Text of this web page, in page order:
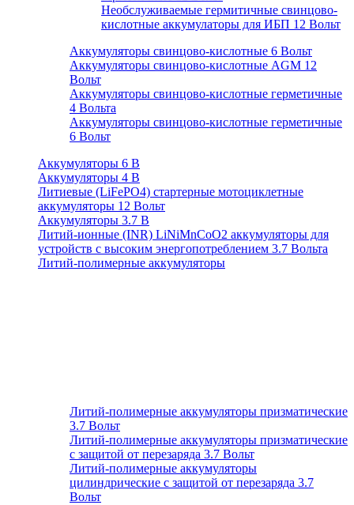
Необслуживаемые гермитичные свинцово-
кислотные аккумулаторы для ИБП 12 Вольт
Аккумуляторы свинцово-кислотные 6 Вольт
Аккумуляторы свинцово-кислотные AGM 12
Вольт
Аккумуляторы свинцово-кислотные герметичные
4 Вольта
Аккумуляторы свинцово-кислотные герметичные
6 Вольт
Аккумуляторы 6 В
Аккумуляторы 4 В
Литиевые (LiFePO4) стартерные мотоциклетные
аккумуляторы 12 Вольт
Аккумуляторы 3.7 В
Литий-ионные (INR) LiNiMnCoO2 аккумуляторы для
устройств с высоким энергопотреблением 3.7 Вольта
Литий-полимерные аккумуляторы
Литий-полимерные аккумуляторы призматические
3.7 Вольт
Литий-полимерные аккумуляторы призматические
с защитой от перезаряда 3.7 Вольт
Литий-полимерные аккумуляторы
цилиндрические с защитой от перезаряда 3.7
Вольт